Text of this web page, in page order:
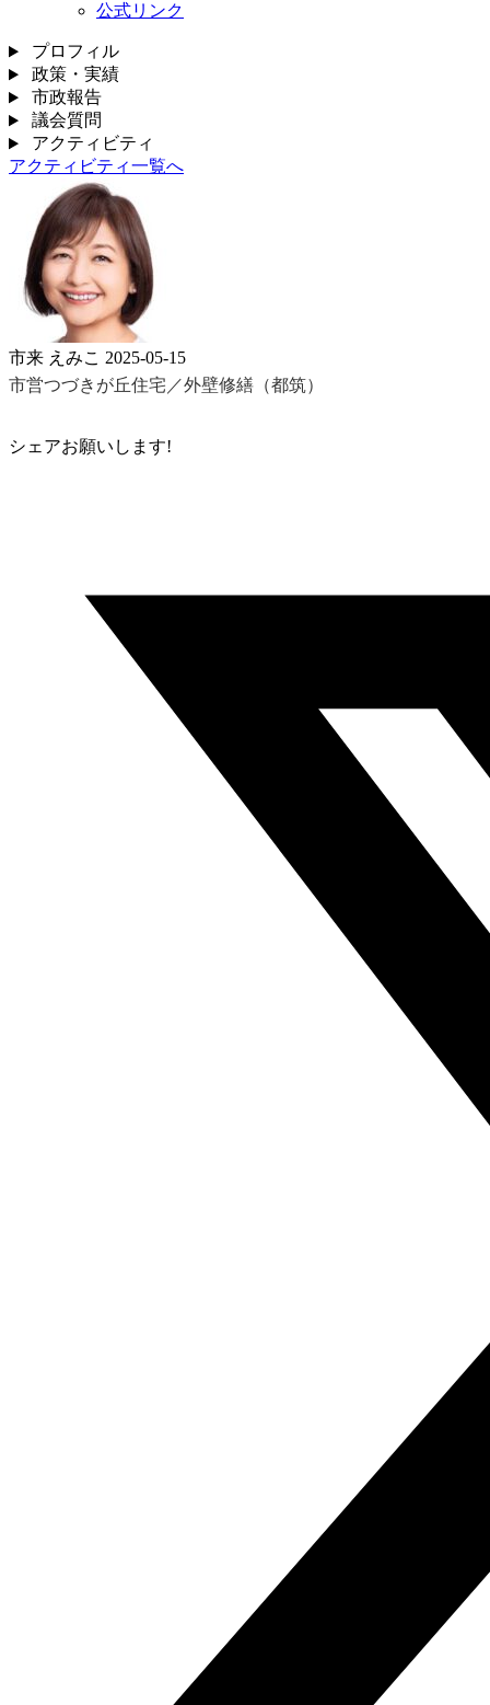
公式リンク
プロフィル
政策・実績
市政報告
議会質問
アクティビティ
アクティビティ一覧へ
市来 えみこ 2025-05-15
市営つづきが丘住宅／外壁修繕（都筑）
シェアお願いします!